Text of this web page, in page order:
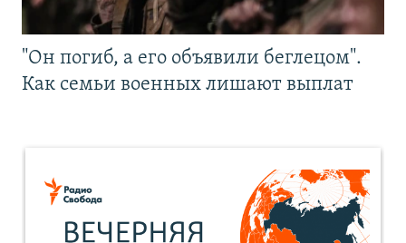
"Он погиб, а его объявили беглецом".
Как семьи военных лишают выплат